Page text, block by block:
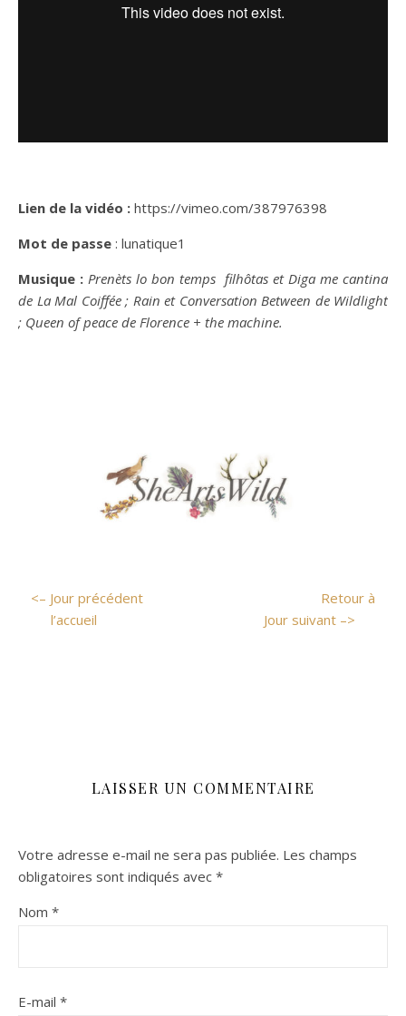
Lien de la vidéo : https://vimeo.com/387976398
Mot de passe : lunatique1
Musique : Prenèts lo bon temps filhôtas et Diga me cantina
de La Mal Coiffée ; Rain et Conversation Between de Wildlight
; Queen of peace de Florence + the machine.
<– Jour précédent
Retour à
l’accueil
Jour suivant –>
LAISSER UN COMMENTAIRE
Votre adresse e-mail ne sera pas publiée. Les champs
obligatoires sont indiqués avec *
Nom *
E-mail *